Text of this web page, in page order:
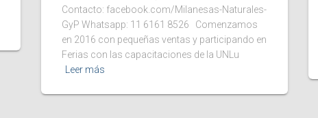
Contacto: facebook.com/Milanesas-Naturales-
GyP Whatsapp: 11 6161 8526 Comenzamos
en 2016 con pequeñas ventas y participando en
Ferias con las capacitaciones de la UNLu
Leer más